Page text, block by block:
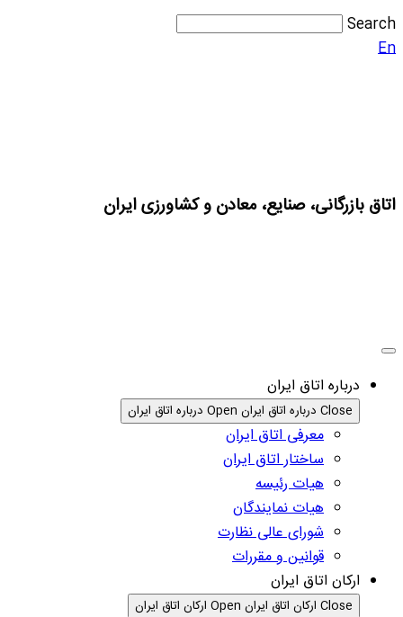
Search
En
اتاق بازرگانی، صنایع، معادن و کشاورزی ایران
درباره اتاق ایران
Close درباره اتاق ایران Open درباره اتاق ایران
معرفی اتاق ایران
ساختار اتاق ایران
هیات رئیسه
هیات نمایندگان
شورای عالی نظارت
قوانین و مقررات
ارکان اتاق ایران
Close ارکان اتاق ایران Open ارکان اتاق ایران